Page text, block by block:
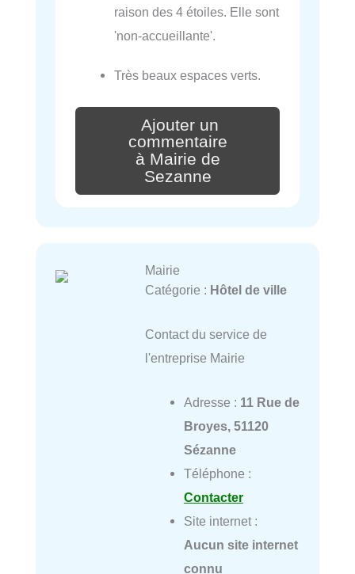
raison des 4 étoiles. Elle sont
'non-accueillante'.
Très beaux espaces verts.
Ajouter un
commentaire
à Mairie de
Sezanne
Mairie
Catégorie : Hôtel de ville
Contact du service de
l'entreprise Mairie
Adresse : 11 Rue de
Broyes, 51120
Sézanne
Téléphone :
Contacter
Site internet :
Aucun site internet
connu